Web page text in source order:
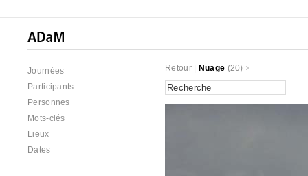
Journées
Participants
Personnes
Mots-clés
Lieux
Dates
Retour| Nuage (20)